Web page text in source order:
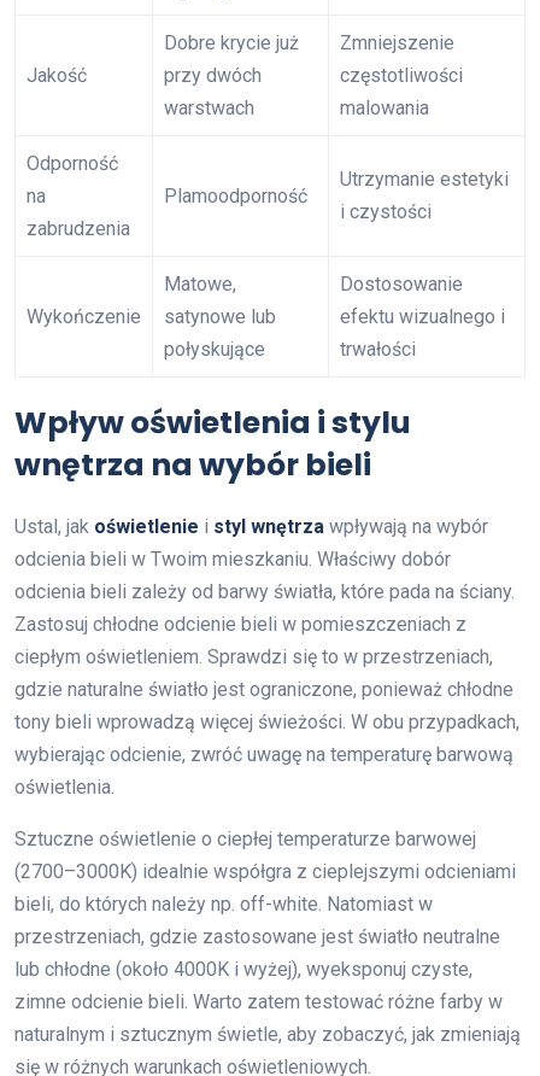
Jakość
Dobre krycie już
przy dwóch
warstwach
Zmniejszenie
częstotliwości
malowania
Odporność
na
zabrudzenia
Plamoodporność
Utrzymanie estetyki
i czystości
Wykończenie
Matowe,
satynowe lub
połyskujące
Dostosowanie
efektu wizualnego i
trwałości
Wpływ oświetlenia i stylu
wnętrza na wybór bieli
Ustal, jak oświetlenie i styl wnętrza wpływają na wybór
odcienia bieli w Twoim mieszkaniu. Właściwy dobór
odcienia bieli zależy od barwy światła, które pada na ściany.
Zastosuj chłodne odcienie bieli w pomieszczeniach z
ciepłym oświetleniem. Sprawdzi się to w przestrzeniach,
gdzie naturalne światło jest ograniczone, ponieważ chłodne
tony bieli wprowadzą więcej świeżości. W obu przypadkach,
wybierając odcienie, zwróć uwagę na temperaturę barwową
oświetlenia.
Sztuczne oświetlenie o ciepłej temperaturze barwowej
(2700–3000K) idealnie współgra z cieplejszymi odcieniami
bieli, do których należy np. off-white. Natomiast w
przestrzeniach, gdzie zastosowane jest światło neutralne
lub chłodne (około 4000K i wyżej), wyeksponuj czyste,
zimne odcienie bieli. Warto zatem testować różne farby w
naturalnym i sztucznym świetle, aby zobaczyć, jak zmieniają
się w różnych warunkach oświetleniowych.